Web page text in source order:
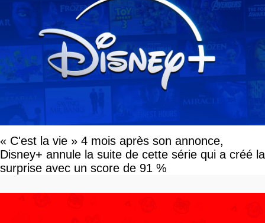
« C'est la vie » 4 mois après son annonce,
Disney+ annule la suite de cette série qui a créé la
surprise avec un score de 91 %